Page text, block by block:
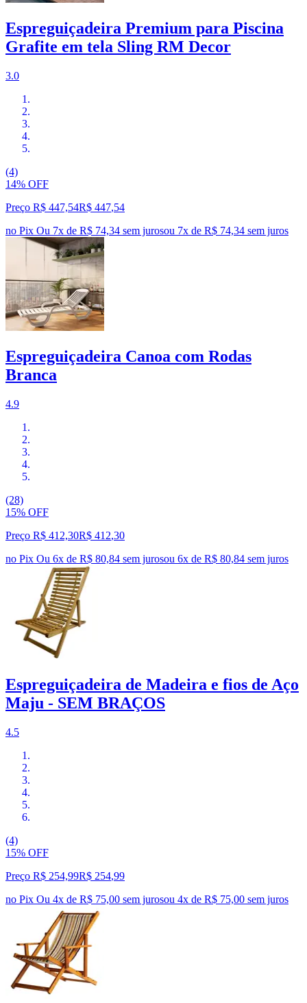
Espreguiçadeira Premium para Piscina
Grafite em tela Sling RM Decor
3.0
(4)
14% OFF
Preço R$ 447,54R$ 447,54
no Pix Ou 7x de R$ 74,34 sem jurosou 7x de R$ 74,34 sem juros
Espreguiçadeira Canoa com Rodas
Branca
4.9
(28)
15% OFF
Preço R$ 412,30R$ 412,30
no Pix Ou 6x de R$ 80,84 sem jurosou 6x de R$ 80,84 sem juros
Espreguiçadeira de Madeira e fios de Aço
Maju - SEM BRAÇOS
4.5
(4)
15% OFF
Preço R$ 254,99R$ 254,99
no Pix Ou 4x de R$ 75,00 sem jurosou 4x de R$ 75,00 sem juros